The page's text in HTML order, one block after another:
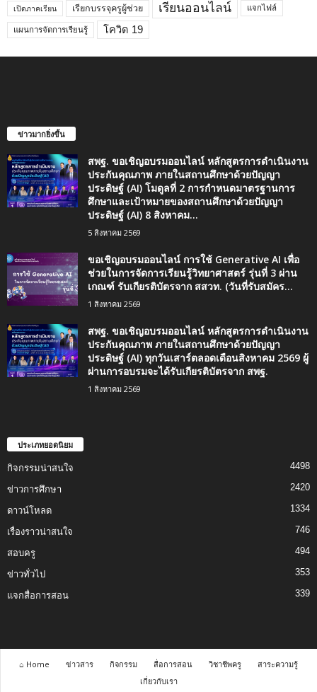
เปิดภาคเรียน เรียกบรรจุครูผู้ช่วย เรียนออนไลน์ แจกไฟล์
แผนการจัดการเรียนรู้ โควิด 19
ข่าวมากยิ่งขึ้น
สพฐ. ขอเชิญอบรมออนไลน์ หลักสูตรการดำเนินงาน
ประกันคุณภาพ ภายในสถานศึกษาด้วยปัญญา
ประดิษฐ์ (AI) โมดูลที่ 2 การกำหนดมาตรฐานการ
ศึกษาและเป้าหมายของสถานศึกษาด้วยปัญญา
ประดิษฐ์ (AI) 8 สิงหาคม...
5 สิงหาคม 2569
ขอเชิญอบรมออนไลน์ การใช้ Generative AI เพื่อ
ช่วยในการจัดการเรียนรู้วิทยาศาสตร์ รุ่นที่ 3 ผ่าน
เกณฑ์ รับเกียรติบัตรจาก สสวท. (วันที่รับสมัคร...
1 สิงหาคม 2569
สพฐ. ขอเชิญอบรมออนไลน์ หลักสูตรการดำเนินงาน
ประกันคุณภาพ ภายในสถานศึกษาด้วยปัญญา
ประดิษฐ์ (AI) ทุกวันเสาร์ตลอดเดือนสิงหาคม 2569 ผู้
ผ่านการอบรมจะได้รับเกียรติบัตรจาก สพฐ.
1 สิงหาคม 2569
ประเภทยอดนิยม
กิจกรรมน่าสนใจ 4498
ข่าวการศึกษา 2420
ดาวน์โหลด 1334
เรื่องราวน่าสนใจ 746
สอบครู 494
ข่าวทั่วไป 353
แจกสื่อการสอน 339
⌂ Home ข่าวสาร กิจกรรม สื่อการสอน วิชาชีพครู
สาระความรู้
เกี่ยวกับเรา